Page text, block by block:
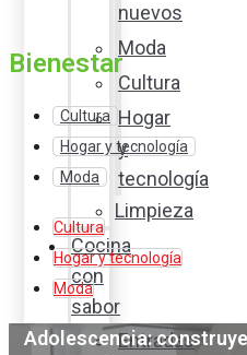
nuevos
Moda
Cultura
Hogar
y
tecnología
Limpieza
Cocina
con
sabor
Entradas
Bienestar
Cultura
Hogar y tecnología
Moda
Cultura
Hogar y tecnología
Moda
Adolescencia: